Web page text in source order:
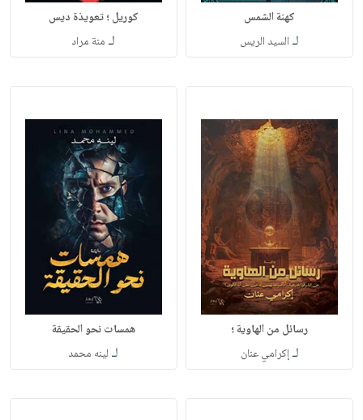
كهنة الشمس
لـ السيد الريس
كوريل ؛ تعويذة ديس
لـ منة مراد
رسائل من الهاوية ؛
لـإكرامي عنان
همسات نحو الحقيقة
لـ لينه محمد